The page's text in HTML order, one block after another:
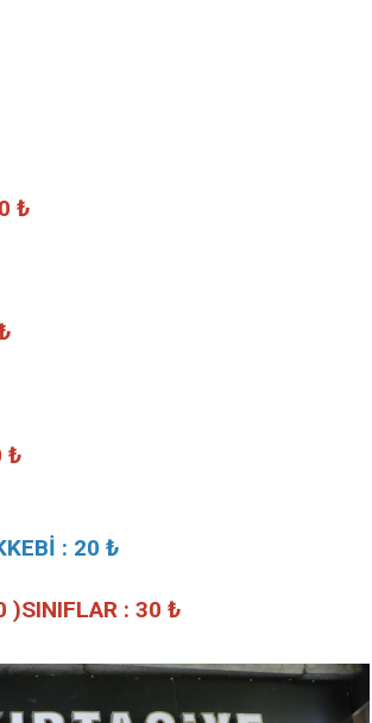
₺
₺
: 20 ₺
)SINIFLAR : 30 ₺